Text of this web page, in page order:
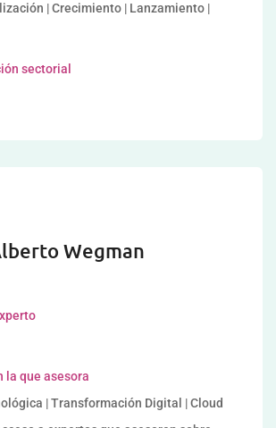
| Crecimiento | Lanzamiento |
sectorial
Wegman
la que asesora
| Transformación Digital | Cloud